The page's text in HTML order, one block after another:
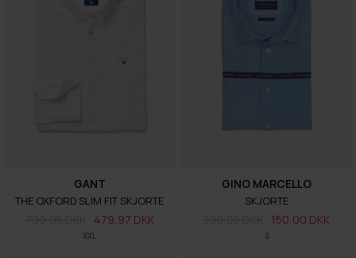
XXL
GANT
THE OXFORD SLIM FIT SKJORTE
479,97 DKK
S
GINO MARCELLO
SKJORTE
150,00 DKK